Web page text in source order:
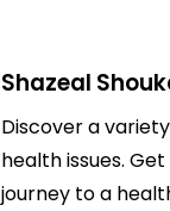
Shazeal
Discover a
health issues.
journey to a